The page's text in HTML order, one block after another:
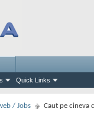
Quick Links
/ Jobs Caut pe cineva